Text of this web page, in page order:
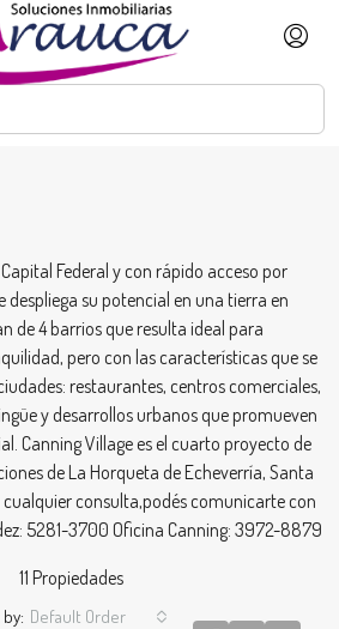
Federal y con rápido acceso por
despliega su potencial en una tierra en
de 4 barrios que resulta ideal para
pero con las características que se
restaurantes, centros comerciales,
y desarrollos urbanos que promueven
Canning Village es el cuarto proyecto de
de La Horqueta de Echeverría, Santa
consulta,podés comunicarte con
5281-3700 Oficina Canning: 3972-8879
11 Propiedades
Default Order